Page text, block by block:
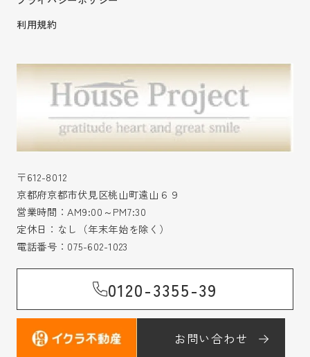
利用規約
〒612-8012
京都府京都市伏見区桃山町遠山６９
営業時間：AM9:00～PM7:30
定休日：なし（年末年始を除く）
電話番号： 075-602-1023
0120-3355-39
お問い合わせ